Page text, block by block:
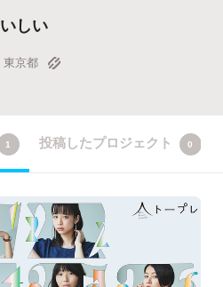
いしい
東京都
1 投稿したプロジェクト 0